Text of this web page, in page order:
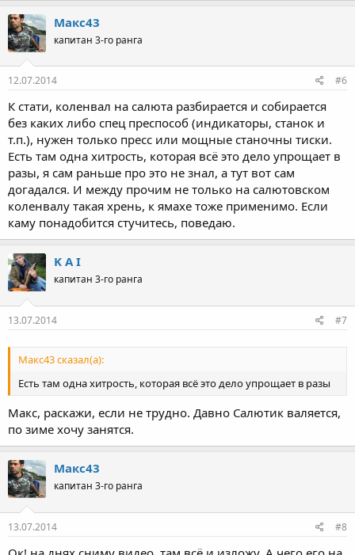
Макс43
капитан 3-го ранга
12.07.2014 #6
К стати, коленвал на салюта разбирается и собирается
без каких либо спец преспособ (индикаторы, станок и
т.п.), нужен только пресс или мощные станочны тиски.
Есть там одна хитрость, которая всё это дело упрощает в
разы, я сам раньше про это не знал, а тут вот сам
догадался. И между прочим не только на салютовском
коленвалу такая хрень, к ямахе тоже применимо. Если
каму понадобится стучитесь, поведаю.
K A I
капитан 3-го ранга
13.07.2014 #7
Макс43 сказал(а):
Есть там одна хитрость, которая всё это дело упрощает в разы
Макс, раскажи, если не трудно. Давно Салютик валяется,
по зиме хочу занятся.
Макс43
капитан 3-го ранга
13.07.2014 #8